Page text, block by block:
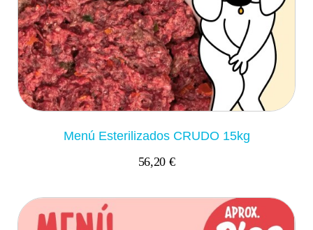
Menú Esterilizados CRUDO 15kg
56,20 €